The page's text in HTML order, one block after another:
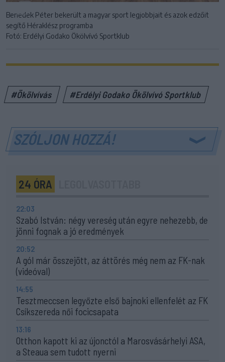
Benedek Péter bekerült a magyar sport legjobbjait és azok edzőit
segítő Héraklész programba
Fotó: Erdélyi Godako Ökölvívó Sportklub
#Ökölvívás #Erdélyi Godako Ökölvívó Sportklub
SZÓLJON HOZZÁ!
24 ÓRA
22:03
Szabó István: négy vereség után egyre nehezebb, de
jönni fognak a jó eredmények
20:52
A gól már összejött, az áttörés még nem az FK-nak
(videóval)
14:55
Tesztmeccsen legyőzte első bajnoki ellenfelét az FK
Csíkszereda női focicsapata
13:16
Otthon kapott ki az újonctól a Marosvásárhelyi ASA,
a Steaua sem tudott nyerni